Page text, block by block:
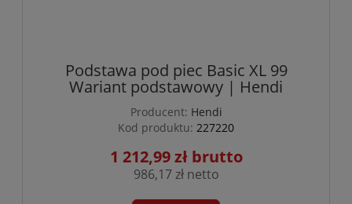
Podstawa pod piec Basic XL 99
Wariant podstawowy | Hendi
Producent: Hendi
Kod produktu: 227220
1 212,99 zł
986,17 zł